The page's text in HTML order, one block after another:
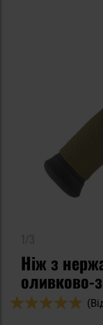
Ніж з
оливково-
Оцінка: